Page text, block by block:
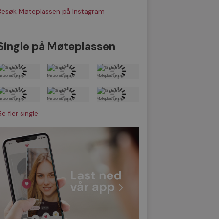
Møteplassen på Instagram
på Møteplassen
fler single